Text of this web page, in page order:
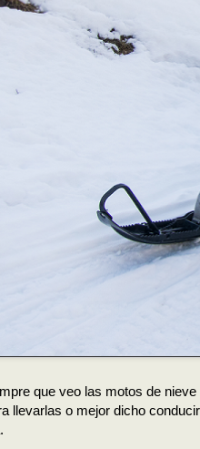
que veo las motos de
llevarlas o mejor dicho